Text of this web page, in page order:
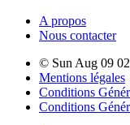
A propos
Nous contacter
© Sun Aug 09
Mentions légales
Conditions
Conditions